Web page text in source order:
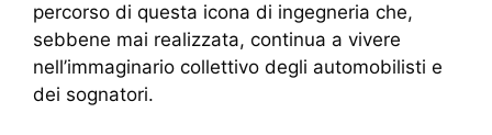
percorso di questa icona di ingegneria che,
sebbene mai realizzata, continua a vivere
nell’immaginario collettivo degli automobilisti e
dei sognatori.